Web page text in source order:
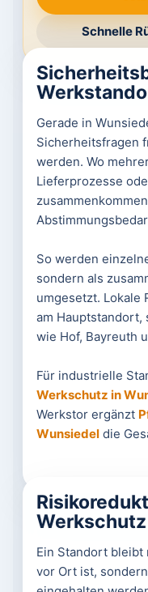
Schnelle
Gerade in
Sicherheitsfragen
werden. Wo
Lieferprozesse
So werden
sondern als
umgesetzt. Lokale
am Hauptstandort,
wie Hof, Bayreuth
Für industrielle
Werkschutz in
Werkstor ergänzt
Wunsiedeldie
Ein Standort bleibt
vor Ort ist,